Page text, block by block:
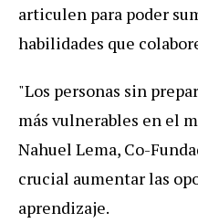
articulen para poder
habilidades que
"Los personas sin
más vulnerables en el
Nahuel Lema, Co-
crucial aumentar las
aprendizaje.